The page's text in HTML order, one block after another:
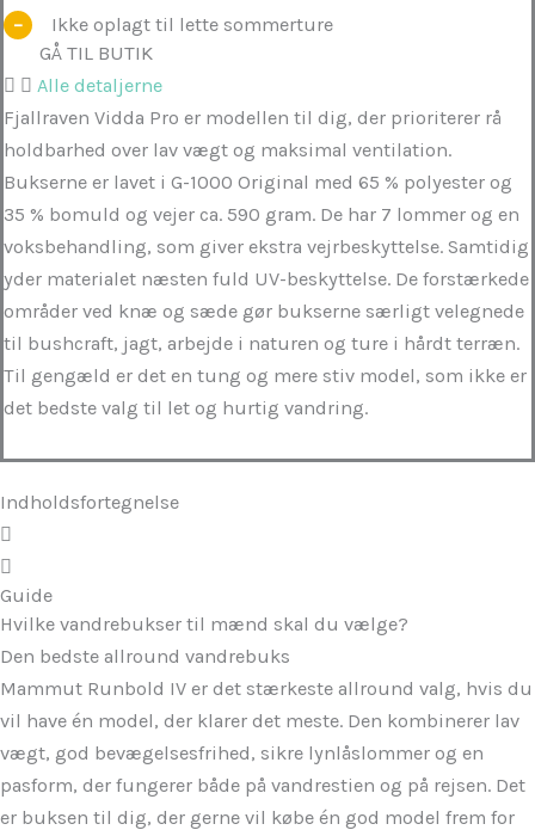
Ikke oplagt til lette sommerture
GÅ TIL BUTIK
Alle detaljerne
Fjallraven Vidda Pro er modellen til dig, der prioriterer rå
holdbarhed over lav vægt og maksimal ventilation.
Bukserne er lavet i G-1000 Original med 65 % polyester og
35 % bomuld og vejer ca. 590 gram. De har 7 lommer og en
voksbehandling, som giver ekstra vejrbeskyttelse. Samtidig
yder materialet næsten fuld UV-beskyttelse. De forstærkede
områder ved knæ og sæde gør bukserne særligt velegnede
til bushcraft, jagt, arbejde i naturen og ture i hårdt terræn.
Til gengæld er det en tung og mere stiv model, som ikke er
det bedste valg til let og hurtig vandring.
Indholdsfortegnelse
Guide
Hvilke vandrebukser til mænd skal du vælge?
Den bedste allround vandrebuks
Mammut Runbold IV er det stærkeste allround valg, hvis du
vil have én model, der klarer det meste. Den kombinerer lav
vægt, god bevægelsesfrihed, sikre lynlåslommer og en
pasform, der fungerer både på vandrestien og på rejsen. Det
er buksen til dig, der gerne vil købe én god model frem for